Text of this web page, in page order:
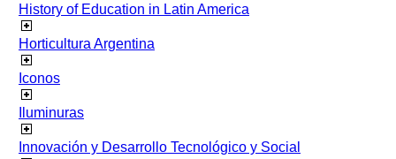
History of Education in Latin America
Horticultura Argentina
Iconos
Iluminuras
Innovación y Desarrollo Tecnológico y Social